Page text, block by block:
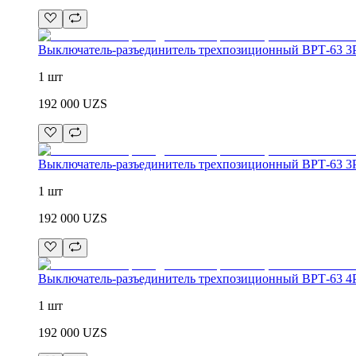
Выключатель-разъединитель трехпозиционный ВРТ-63
1 шт
192 000 UZS
Выключатель-разъединитель трехпозиционный ВРТ-63
1 шт
192 000 UZS
Выключатель-разъединитель трехпозиционный ВРТ-63
1 шт
192 000 UZS